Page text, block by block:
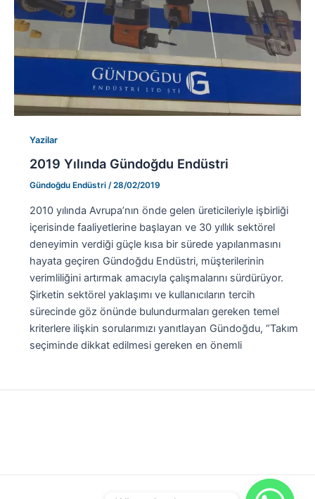
Yazilar
2019 Yılında Gündoğdu Endüstri
Gündoğdu Endüstri /28/02/2019
2010 yılında Avrupa’nın önde gelen üreticileriyle işbirliği
içerisinde faaliyetlerine başlayan ve 30 yıllık sektörel
deneyimin verdiği güçle kısa bir sürede yapılanmasını
hayata geçiren Gündoğdu Endüstri, müşterilerinin
verimliliğini artırmak amacıyla çalışmalarını sürdürüyor.
Şirketin sektörel yaklaşımı ve kullanıcıların tercih
sürecinde göz önünde bulundurmaları gereken temel
kriterlere ilişkin sorularımızı yanıtlayan Gündoğdu, “Takım
seçiminde dikkat edilmesi gereken en önemli